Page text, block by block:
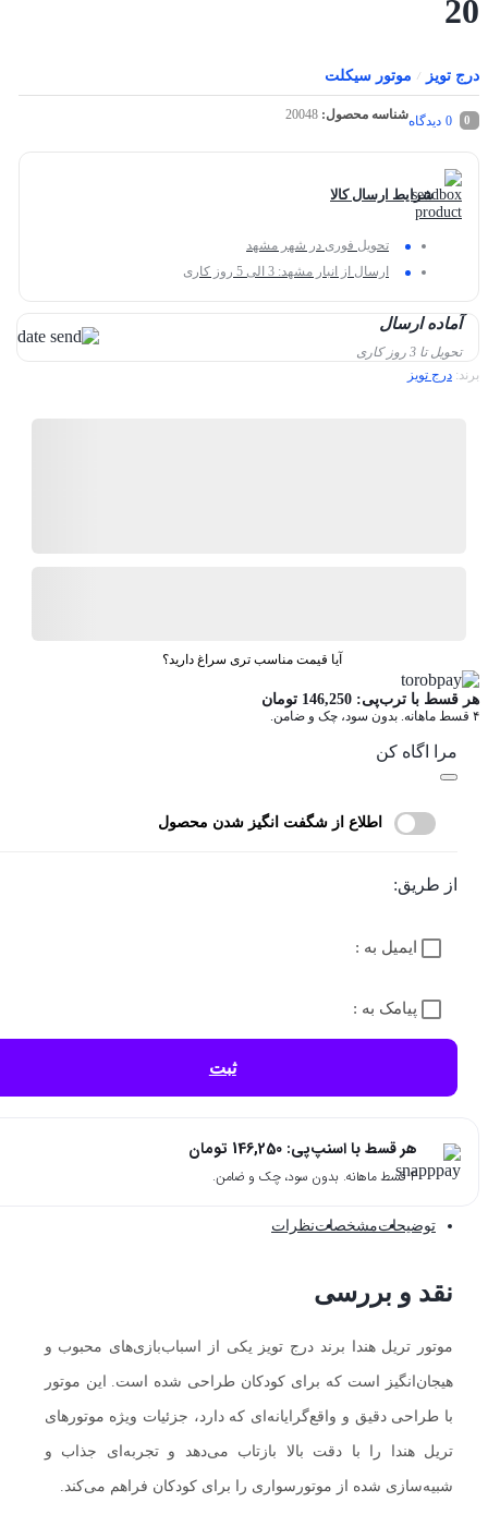
20
درج تویز / موتور سیکلت
0
0 دیدگاهشناسه محصول: 20048
شرایط ارسال کالا
تحویل فوری در شهر مشهد
ارسال از انبار مشهد: 3 الی 5 روز کاری
آماده ارسال
تحویل تا 3 روز کاری
برند: درج تویز
آیا قیمت مناسب تری سراغ دارید؟
هر قسط با ترب‌پی: 146,250 تومان
۴ قسط ماهانه. بدون سود، چک و ضامن.
مرا اگاه کن
اطلاع از شگفت انگیز شدن محصول
از طریق:
ایمیل به :
پیامک به :
ثبت
هر قسط با اسنپ‌پی: 146,250 تومان
۴ قسط ماهانه. بدون سود، چک و ضامن.
توضیحاتمشخصاتنظرات
نقد و بررسی
موتور تریل هندا برند درج تویز یکی از اسباب‌بازی‌های محبوب و
هیجان‌انگیز است که برای کودکان طراحی شده است. این موتور
با طراحی دقیق و واقع‌گرایانه‌ای که دارد، جزئیات ویژه موتورهای
تریل هندا را با دقت بالا بازتاب می‌دهد و تجربه‌ای جذاب و
شبیه‌سازی شده از موتورسواری را برای کودکان فراهم می‌کند.